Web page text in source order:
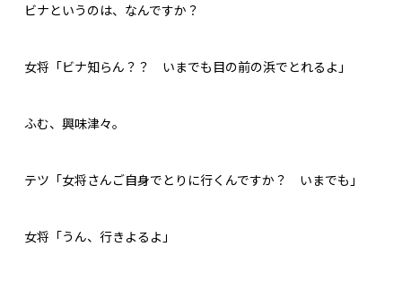
ビナというのは、なんですか？
女将「ビナ知らん？？ いまでも目の前の浜でとれるよ」
ふむ、興味津々。
テツ「女将さんご自身でとりに行くんですか？ いまでも」
女将「うん、行きよるよ」